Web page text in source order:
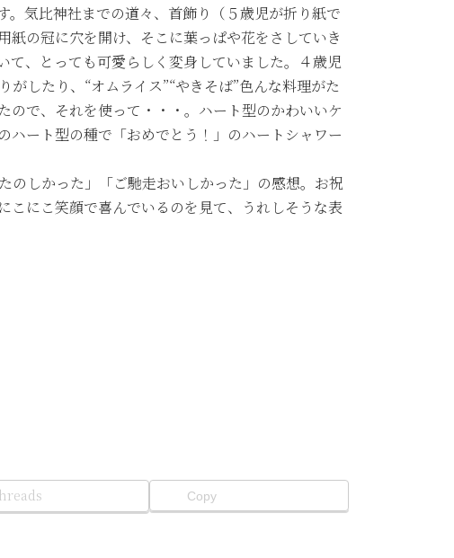
気比神社までの道々、首飾り（５歳児が折り紙で
の冠に穴を開け、そこに葉っぱや花をさしていき
、とっても可愛らしく変身していました。４歳児
したり、“オムライス”“やきそば”色んな料理がた
ので、それを使って・・・。ハート型のかわいいケ
ート型の種で「おめでとう！」のハートシャワー
のしかった」「ご馳走おいしかった」の感想。お祝
こにこ笑顔で喜んでいるのを見て、うれしそうな表
Copy